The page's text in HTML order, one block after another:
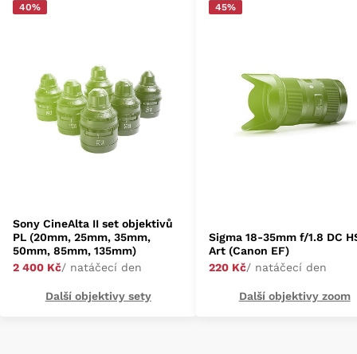
40%
Sony CineAlta II set objektivů
PL (20mm, 25mm, 35mm,
50mm, 85mm, 135mm)
2 400 Kč/ natáčecí den
Další objektivy sety
45%
Sigma 18-35mm f/1.8 DC
Art (Canon EF)
220 Kč/ natáčecí den
Další objektivy zoom